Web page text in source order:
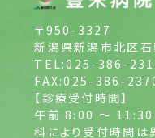
〒950-3327
新潟県新潟市北区
TEL:025-386-
FAX:025-386-
【診療受付時間】
午前 8:00 ～
科により受付時間は